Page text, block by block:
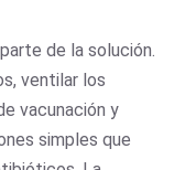
de la solución.
ventilar los
vacunación y
simples que